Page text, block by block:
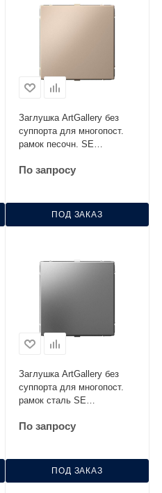
Заглушка ArtGallery без
суппорта для многопост.
рамок песочн. SE
По запросу
ПОД ЗАКАЗ
Заглушка ArtGallery без
суппорта для многопост.
рамок сталь SE
По запросу
ПОД ЗАКАЗ